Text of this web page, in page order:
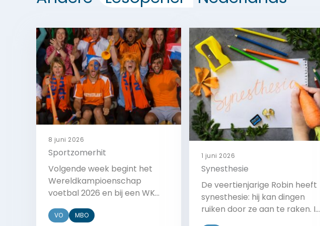
8 juni 2026
Sportzomerhit
Volgende week begint het
Wereldkampioenschap
voetbal 2026 en bij een WK
wordt de sportzomerhit van
VO MBO
1 juni 2026
Synesthesie
De veertienjarige Robin heeft
synesthesie: hij kan dingen
ruiken door ze aan te raken. In